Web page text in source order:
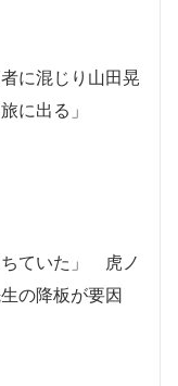
に混じり山田晃
に出る」
ちていた」 虎ノ
の降板が要因